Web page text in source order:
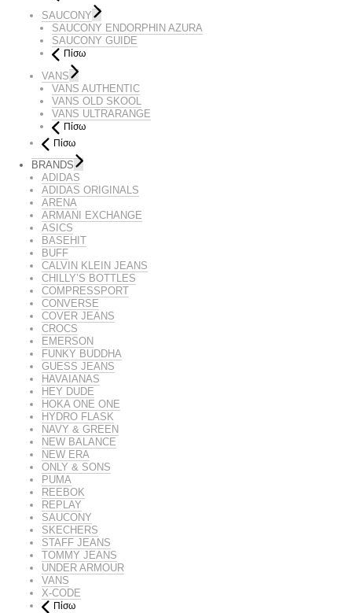
SAUCONY
SAUCONY ENDORPHIN AZURA
SAUCONY GUIDE
Πίσω
VANS
VANS AUTHENTIC
VANS OLD SKOOL
VANS ULTRARANGE
Πίσω
Πίσω
BRANDS
ADIDAS
ADIDAS ORIGINALS
ARENA
ARMANI EXCHANGE
ASICS
BASEHIT
BUFF
CALVIN KLEIN JEANS
CHILLY’S BOTTLES
COMPRESSPORT
CONVERSE
COVER JEANS
CROCS
EMERSON
FUNKY BUDDHA
GUESS JEANS
HAVAIANAS
HEY DUDE
HOKA ONE ONE
HYDRO FLASK
NAVY & GREEN
NEW BALANCE
NEW ERA
ONLY & SONS
PUMA
REEBOK
REPLAY
SAUCONY
SKECHERS
STAFF JEANS
TOMMY JEANS
UNDER ARMOUR
VANS
X-CODE
Πίσω